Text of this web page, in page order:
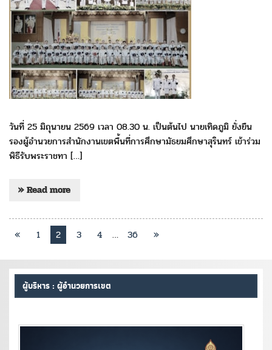
วันที่ 25 มิถุนายน 2569 เวลา 08.30 น. เป็นต้นไป นายเทิดภูมิ ยั่งยืน
รองผู้อำนวยการสำนักงานเขตพื้นที่การศึกษามัธยมศึกษาสุรินทร์ เข้าร่วม
พิธีรับพระราชทา […]
» Read more
« 1 2 3 4 … 36 »
ผู้บริหาร : ผู้อำนวยการเขต